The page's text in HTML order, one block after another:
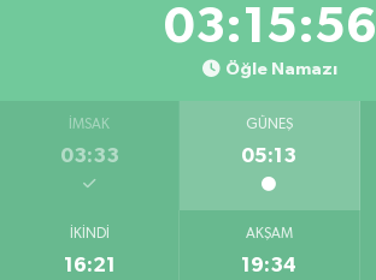
03:15:55
Öğle Namazı
İMSAK
03:33
GÜNEŞ
05:13
İKINDI
16:21
AKŞAM
19:34